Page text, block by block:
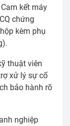
Cam kết máy
chứng
kèm phụ
thuật viên
xử lý sự cố
bảo hành rõ
nghiệp